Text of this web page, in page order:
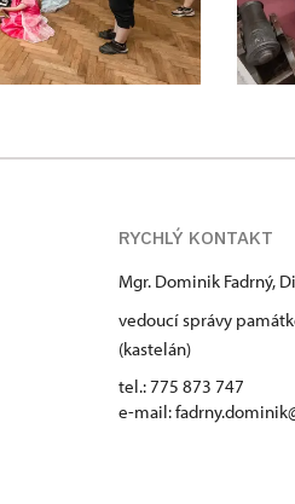
RYCHLÝ KONTAKT
Mgr. Dominik Fadrný,
vedoucí správy
(kastelán)
tel.: 775 873 747
e-mail: